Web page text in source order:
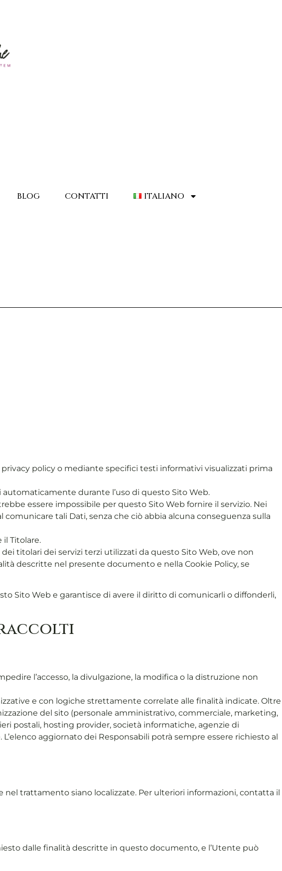
BLOG CONTATTI ITALIANO
policy o mediante specifici testi informativi visualizzati prima
automaticamente durante l’uso di questo Sito Web.
essere impossibile per questo Sito Web fornire il servizio. Nei
tali Dati, senza che ciò abbia alcuna conseguenza sulla
Titolare.
titolari dei servizi terzi utilizzati da questo Sito Web, ove non
descritte nel presente documento e nella Cookie Policy, se
Sito Web e garantisce di avere il diritto di comunicarli o diffonderli,
l’accesso, la divulgazione, la modifica o la distruzione non
e con logiche strettamente correlate alle finalità indicate. Oltre
del sito (personale amministrativo, commerciale, marketing,
postali, hosting provider, società informatiche, agenzie di
aggiornato dei Responsabili potrà sempre essere richiesto al
trattamento siano localizzate. Per ulteriori informazioni, contatta il
dalle finalità descritte in questo documento, e l’Utente può